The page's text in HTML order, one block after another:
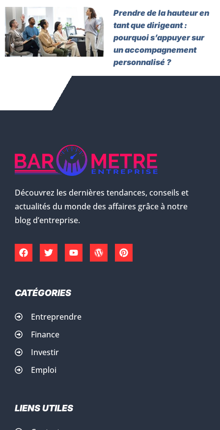
Prendre de la hauteur en
tant que dirigeant :
pourquoi s’appuyer sur
un accompagnement
personnalisé ?
Découvrez les dernières tendances, conseils et
actualités du monde des affaires grâce à notre
blog d’entreprise.
CATÉGORIES
Entreprendre
Finance
Investir
Emploi
LIENS UTILES